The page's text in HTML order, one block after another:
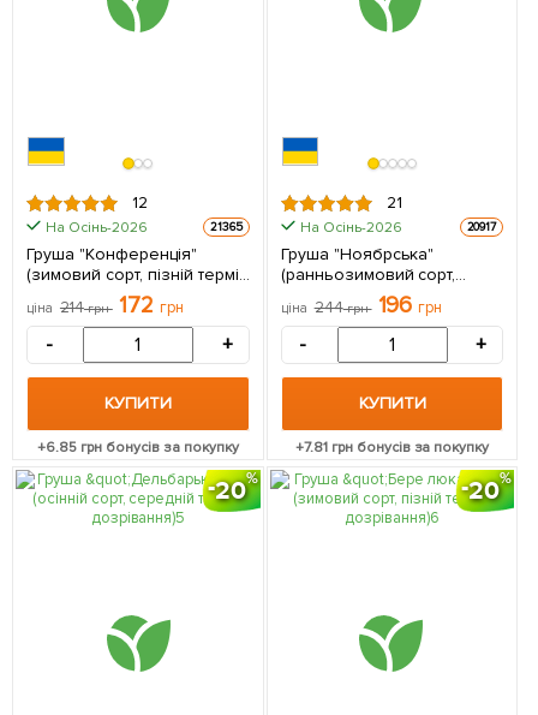
12
На Осінь-2026 21365
Груша "Конференція"
(зимовий сорт, пізній термін
дозрівання) 1 саджанець в
упаковці
ціна 214грн 172 грн
- +
КУПИТИ
+6.85 грн бонусів за покупку
21
На Осінь-2026 20917
Груша "Ноябрська"
(ранньозимовий сорт,
пізній термін дозрівання) 1
саджанець в упаковці
ціна 244грн 196 грн
- +
КУПИТИ
+7.81грн бонусів за покупку
20 20